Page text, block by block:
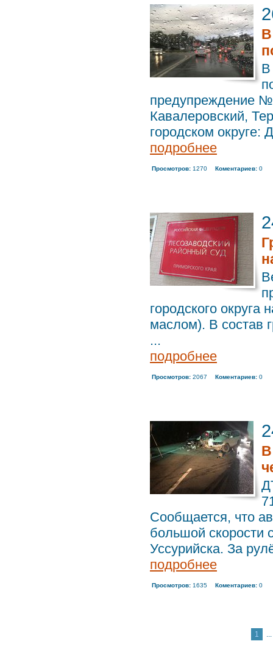
В
предупреждение
Кавалеровский,
городском округе:
подробнее
Просмотров: 1270 Коментариев: 0
городского
маслом). В состав
...
подробнее
Просмотров: 2067 Коментариев: 0
Сообщается, что
большой скорости
Уссурийска. За
подробнее
Просмотров: 1635 Коментариев: 0
1 ...